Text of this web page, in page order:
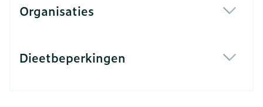
Organisaties
Dieetbeperkingen